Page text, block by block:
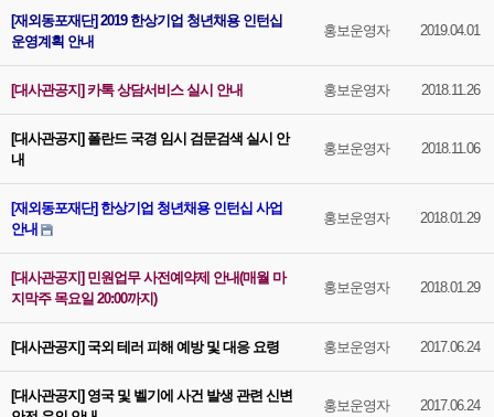
[재외동포재단] 2019 한상기업 청년채용 인턴십
운영계획 안내
홍보운영자 2019.04.01
[대사관공지] 카톡 상담서비스 실시 안내 홍보운영자 2018.11.26
[대사관공지] 폴란드 국경 임시 검문검색 실시 안
내
홍보운영자 2018.11.06
[재외동포재단] 한상기업 청년채용 인턴십 사업
안내
홍보운영자 2018.01.29
[대사관공지] 민원업무 사전예약제 안내(매월 마
지막주 목요일 20:00까지)
홍보운영자 2018.01.29
[대사관공지] 국외 테러 피해 예방 및 대응 요령 홍보운영자 2017.06.24
[대사관공지] 영국 및 벨기에 사건 발생 관련 신변
홍보운영자 2017.06.24